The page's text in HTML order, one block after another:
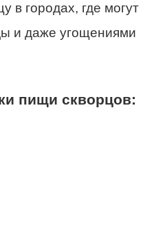
в городах, где могут
и даже угощениями
пищи скворцов: